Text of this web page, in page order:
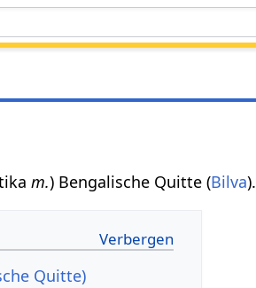
m.) Bengalische Quitte (Bilva).
Quitte)